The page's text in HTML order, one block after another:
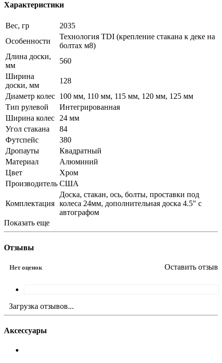
Характеристики
Вес, гр
2035
Особенности
Технология TDI (крепление стакана к деке на
болтах м8)
Длина доски,
мм
560
Ширина
доски, мм
128
Диаметр колес 100 мм, 110 мм, 115 мм, 120 мм, 125 мм
Тип рулевой
Интегрированная
Ширина колес
24 мм
Угол стакана
84
Футспейс
380
Дропауты
Квадратный
Материал
Алюминий
Цвет
Хром
Производитель США
Комплектация
Доска, стакан, ось, болты, проставки под
колеса 24мм, дополнительная доска 4.5" с
автографом
Показать еще
Отзывы
Нет оценок Оставить отзыв
Загрузка отзывов...
Аксессуары